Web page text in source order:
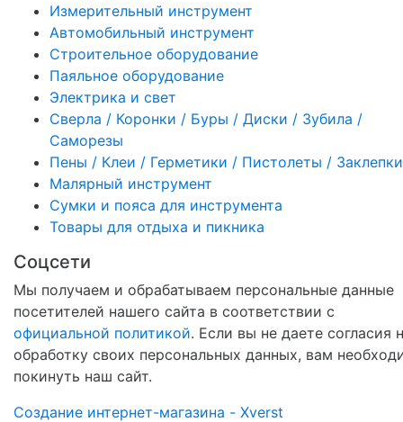
Измерительный инструмент
Автомобильный инструмент
Строительное оборудование
Паяльное оборудование
Электрика и свет
Сверла / Коронки / Буры / Диски / Зубила /
Саморезы
Пены / Клеи / Герметики / Пистолеты / Заклепки
Малярный инструмент
Сумки и пояса для инструмента
Товары для отдыха и пикника
Соцсети
Мы получаем и обрабатываем персональные данные
посетителей нашего сайта в соответствии с
официальной политикой. Если вы не даете согласия
обработку своих персональных данных, вам
покинуть наш сайт.
Создание интернет-магазина - Xverst